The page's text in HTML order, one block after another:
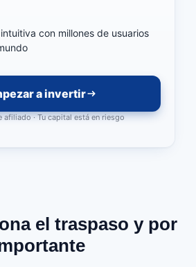
con millones de usuarios
a invertir
afiliado · Tu capital está en riesgo
el traspaso y por